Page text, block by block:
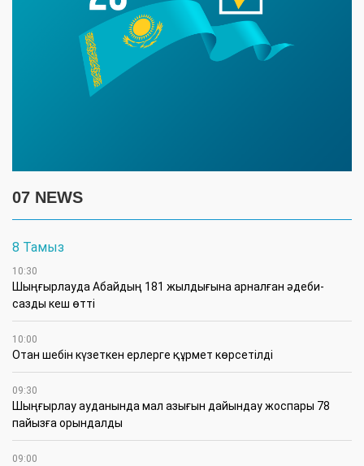
07 NEWS
8 Тамыз
10:30
Шыңғырлауда Абайдың 181 жылдығына арналған әдеби-
сазды кеш өтті
10:00
Отан шебін күзеткен ерлерге құрмет көрсетілді
09:30
​Шыңғырлау ауданында мал азығын дайындау жоспары 78
пайызға орындалды
09:00